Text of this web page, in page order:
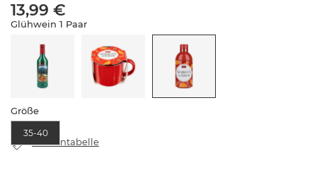
13,99 €
Glühwein 1 Paar
Größe
35-40
Größentabelle